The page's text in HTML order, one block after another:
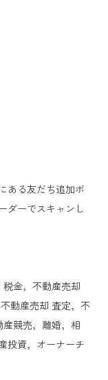
ある友だち追加ボ
ダーでスキャンし
金，不動産売却
動産売却 査定，不
競売，離婚，相
投資，オーナーチ